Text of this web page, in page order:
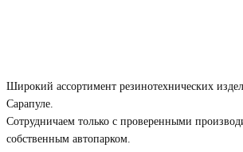
Широкий ассортимент резинотехнических
Сарапуле.
Сотрудничаем только с проверенными
собственным автопарком.